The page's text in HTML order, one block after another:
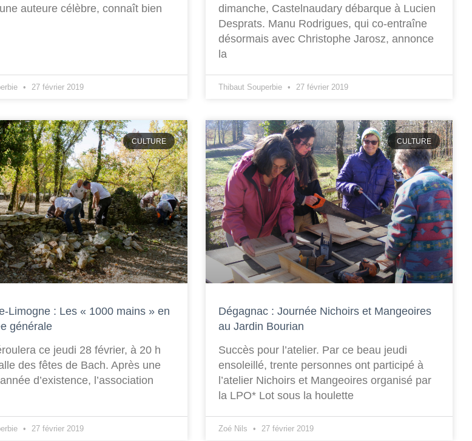
auteure célèbre, connaît bien
27 février 2019
dimanche, Castelnaudary débarque à Lucien
Desprats. Manu Rodrigues, qui co-entraîne
désormais avec Christophe Jarosz, annonce
la
Thibaut Souperbie 27 février 2019
CULTURE
Limogne : Les « 1000 mains » en
générale
ce jeudi 28 février, à 20 h
des fêtes de Bach. Après une
d’existence, l’association
27 février 2019
CULTURE
Dégagnac : Journée Nichoirs et Mangeoires
au Jardin Bourian
Succès pour l’atelier. Par ce beau jeudi
ensoleillé, trente personnes ont participé à
l’atelier Nichoirs et Mangeoires organisé par
la LPO* Lot sous la houlette
Zoé Nils 27 février 2019